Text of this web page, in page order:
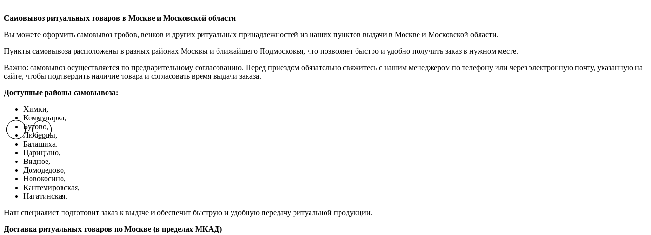
Самовывоз ритуальных товаров в Москве и Московской области
Вы можете оформить самовывоз гробов, венков и других ритуальных принадлежностей из наших пунктов выдачи в Москве и Московской области.
Пункты самовывоза расположены в разных районах Москвы и ближайшего Подмосковья, что позволяет быстро и удобно получить заказ в нужном месте.
Важно: самовывоз осуществляется по предварительному согласованию. Перед приездом обязательно свяжитесь с нашим менеджером по телефону или через электронную почту, указанную на
сайте, чтобы подтвердить наличие товара и согласовать время выдачи заказа.
Доступные районы самовывоза:
Химки,
Коммунарка,
Бутово,
Люберцы,
Балашиха,
Царицыно,
Видное,
Домодедово,
Новокосино,
Кантемировская,
Нагатинская.
Наш специалист подготовит заказ к выдаче и обеспечит быструю и удобную передачу ритуальной продукции.
Доставка ритуальных товаров по Москве (в пределах МКАД)
Previous slideNext slide
Previous slideNext slide